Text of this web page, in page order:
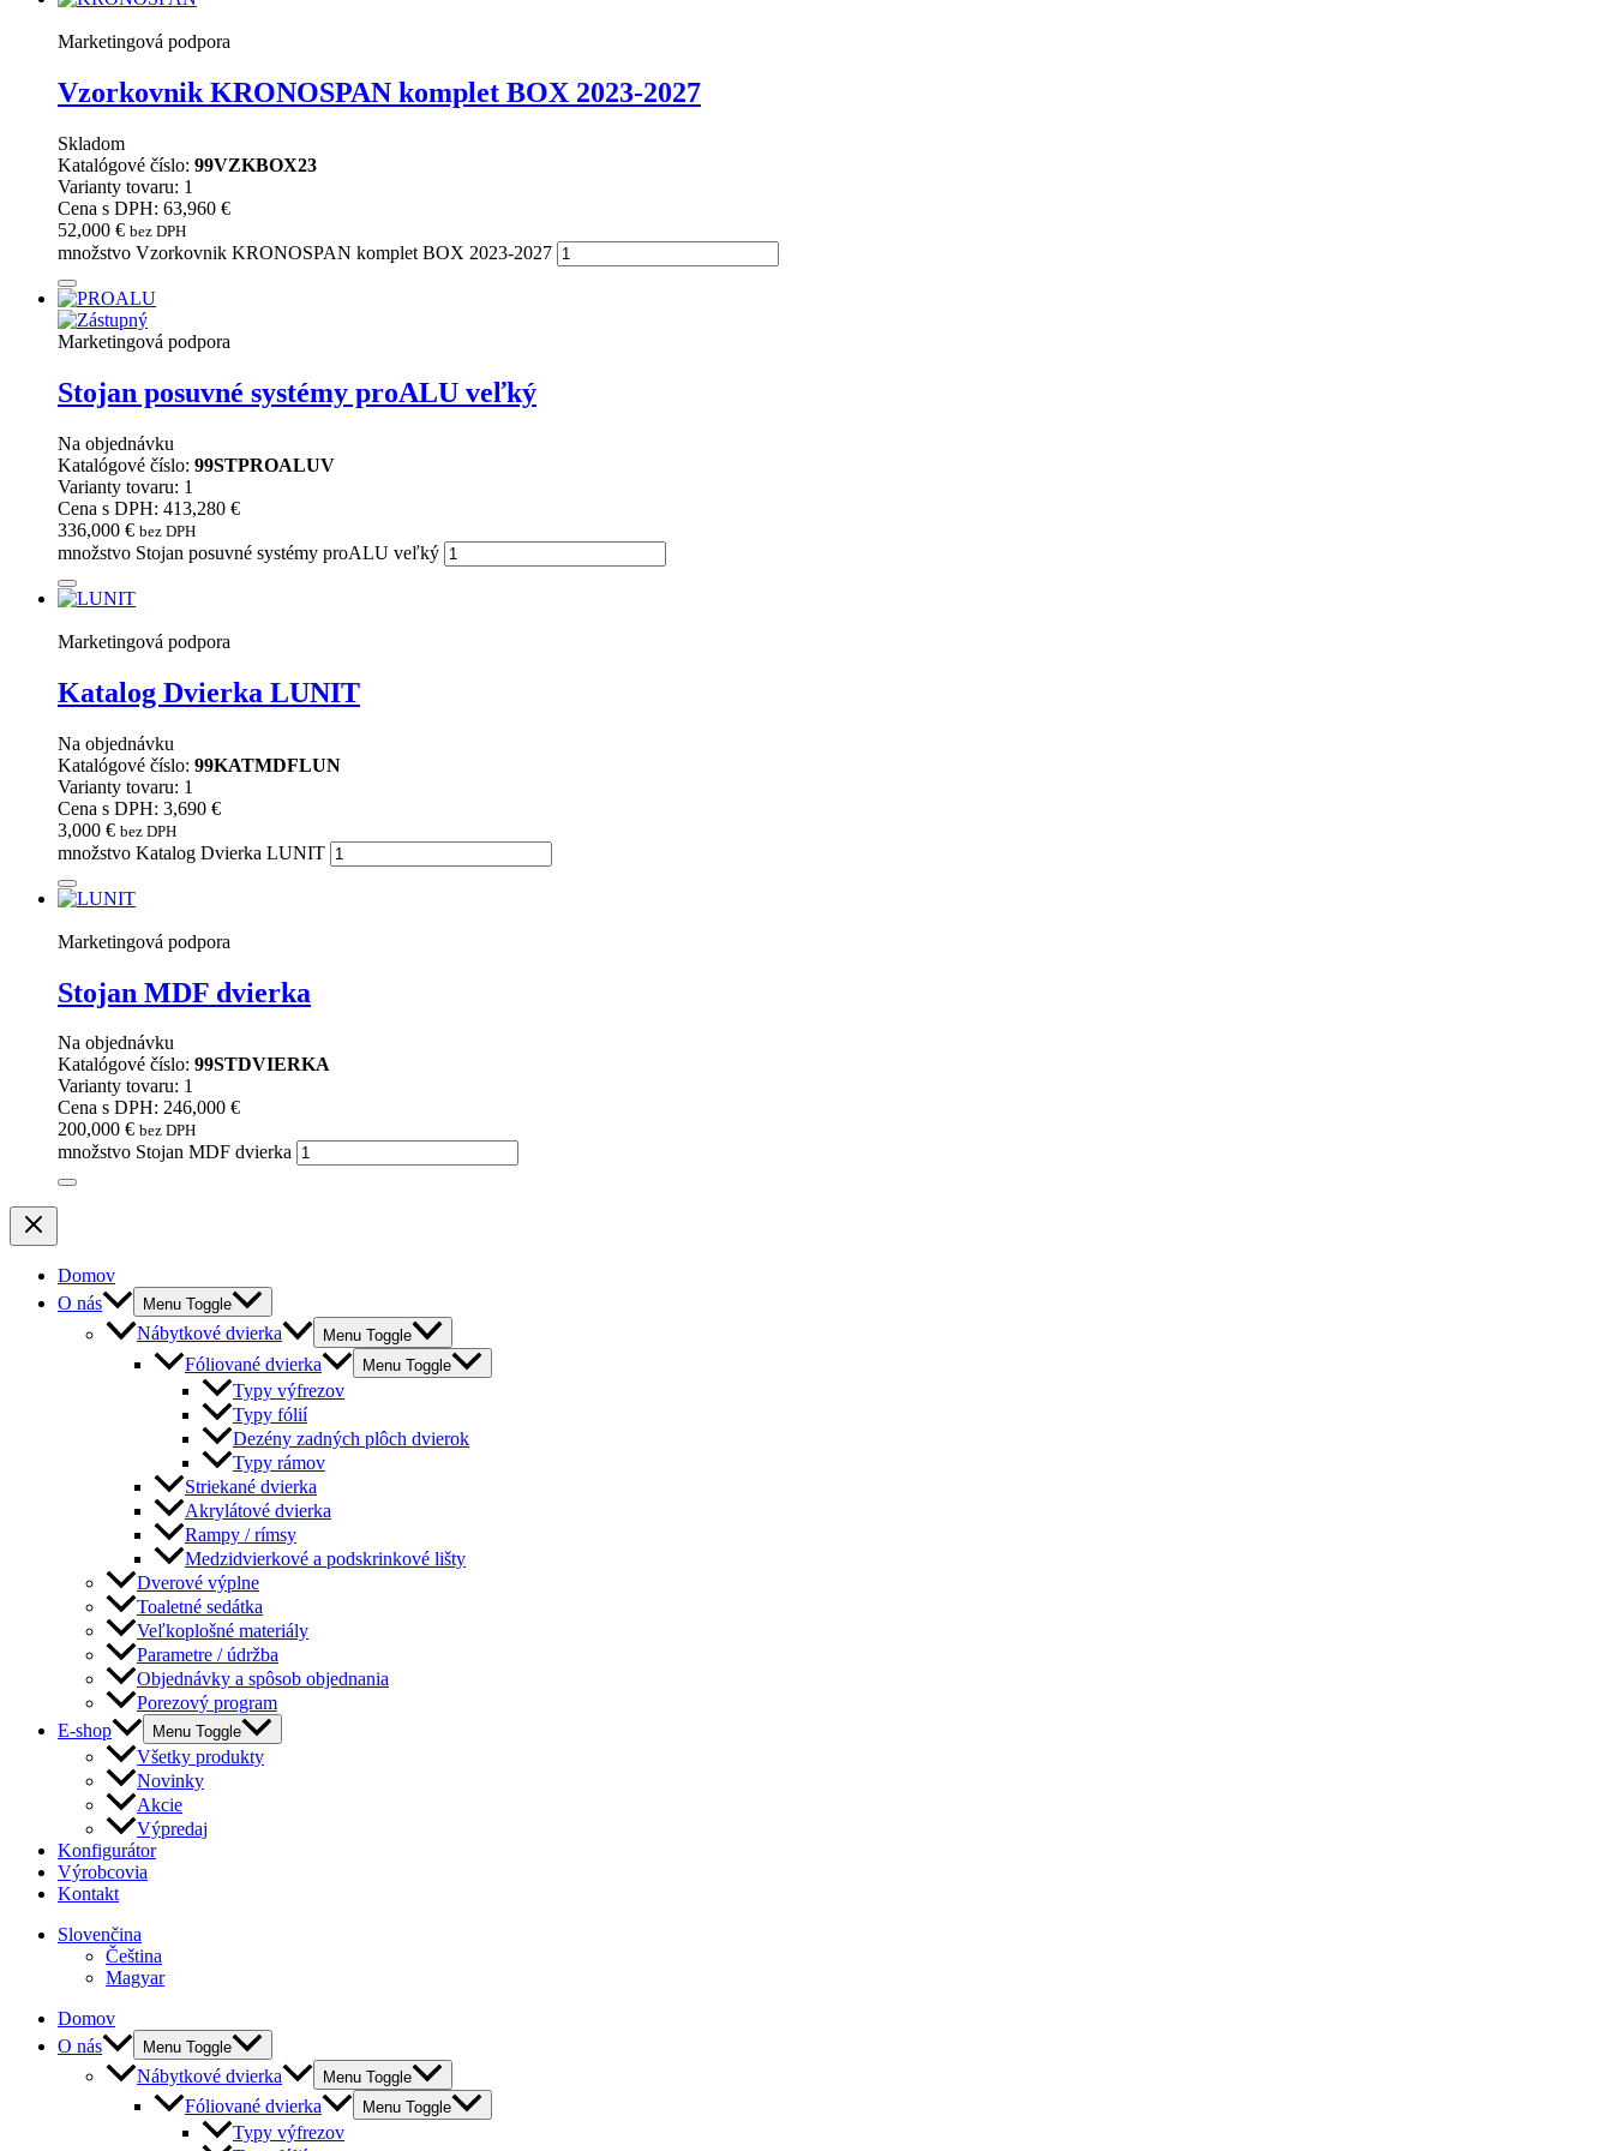
Marketingová podpora
Vzorkovnik KRONOSPAN komplet BOX 2023-2027
Skladom
Katalógové číslo: 99VZKBOX23
Varianty tovaru: 1
Cena s DPH: 63,960 €
52,000 € bez DPH
množstvo Vzorkovnik KRONOSPAN komplet BOX 2023-2027
Marketingová podpora
Stojan posuvné systémy proALU veľký
Na objednávku
Katalógové číslo: 99STPROALUV
Varianty tovaru: 1
Cena s DPH: 413,280 €
336,000 € bez DPH
množstvo Stojan posuvné systémy proALU veľký
Marketingová podpora
Katalog Dvierka LUNIT
Na objednávku
Katalógové číslo: 99KATMDFLUN
Varianty tovaru: 1
Cena s DPH: 3,690 €
3,000 € bez DPH
množstvo Katalog Dvierka LUNIT
Marketingová podpora
Stojan MDF dvierka
Na objednávku
Katalógové číslo: 99STDVIERKA
Varianty tovaru: 1
Cena s DPH: 246,000 €
200,000 € bez DPH
množstvo Stojan MDF dvierka
Domov
O nás
Menu Toggle
Nábytkové dvierka Menu Toggle
Fóliované dvierka Menu Toggle
Typy výfrezov
Typy fólií
Dezény zadných plôch dvierok
Typy rámov
Striekané dvierka
Akrylátové dvierka
Rampy / rímsy
Medzidvierkové a podskrinkové lišty
Dverové výplne
Toaletné sedátka
Veľkoplošné materiály
Parametre / údržba
Objednávky a spôsob objednania
Porezový program
E-shop
Menu Toggle
Všetky produkty
Novinky
Akcie
Výpredaj
Konfigurátor
Výrobcovia
Kontakt
Slovenčina
Čeština
Magyar
Domov
O nás
Menu Toggle
Nábytkové dvierka Menu Toggle
Fóliované dvierka Menu Toggle
Typy výfrezov